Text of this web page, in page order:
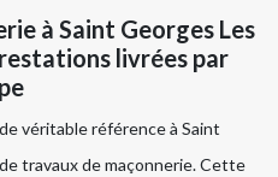
à Saint Georges Les
livrées par
véritable référence à Saint
travaux de maçonnerie. Cette